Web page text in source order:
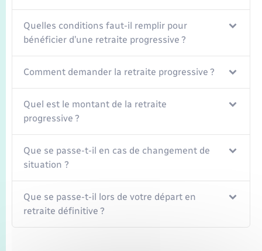
Quelles conditions faut-il remplir pour
bénéficier d’une retraite progressive ?
Comment demander la retraite progressive ?
Quel est le montant de la retraite
progressive ?
Que se passe-t-il en cas de changement de
situation ?
Que se passe-t-il lors de votre départ en
retraite définitive ?